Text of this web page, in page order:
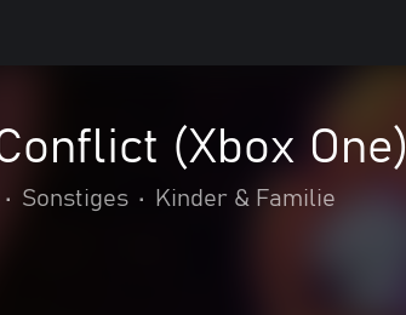
(Xbox One)
• Sonstiges • Kinder & Familie